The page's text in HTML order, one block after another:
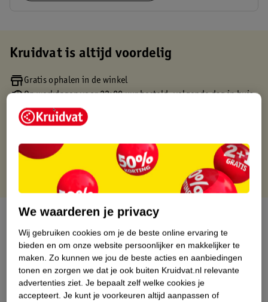
Kruidvat is altijd voordelig
Gratis ophalen in de winkel
Op werkdagen voor 22:00 uur besteld, volgende dag in huis
Gratis thuisbezorgd vanaf 50.00
Gratis retourneren binnen 30 dagen
Over dit product
Productinformatie
Etiketinformatie
We waarderen je privacy
Wij gebruiken cookies om je de beste online ervaring te
bieden en om onze website persoonlijker en makkelijker te
maken. Zo kunnen we jou de beste acties en aanbiedingen
tonen en zorgen we dat je ook buiten Kruidvat.nl relevante
advertenties ziet. Je bepaalt zelf welke cookies je
accepteert. Je kunt je voorkeuren altijd aanpassen of